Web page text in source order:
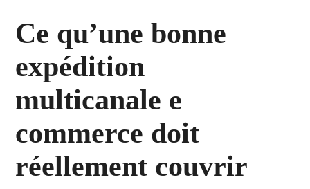
Ce qu’une bonne
expédition
multicanale e
commerce doit
réellement couvrir